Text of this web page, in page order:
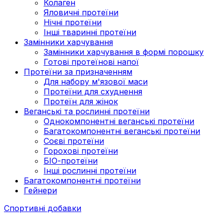
Колаген
Яловичні протеїни
Нічні протеїни
Інші тваринні протеїни
Замінники харчування
Замінники харчування в формі порошку
Готові протеїнові напої
Протеїни за призначенням
Для набору м'язової маси
Протеїни для схуднення
Протеїн для жінок
Веганські та рослинні протеїни
Однокомпонентні веганські протеїни
Багатокомпонентні веганські протеїни
Cоєві протеїни
Горохові протеїни
БІО-протеїни
Інші рослинні протеїни
Багатокомпонентні протеїни
Гейнери
Спортивні добавки